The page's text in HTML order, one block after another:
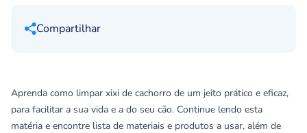
Compartilhar
Aprenda como limpar xixi de cachorro de um jeito prático e eficaz,
para facilitar a sua vida e a do seu cão. Continue lendo esta
matéria e encontre lista de materiais e produtos a usar, além de